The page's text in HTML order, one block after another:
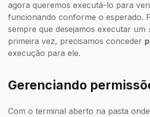
agora queremos executá-lo para
funcionando conforme o esperado.
sempre que desejamos executar um
primeira vez, precisamos conceder
execução para ele.
Gerenciando
Com o terminal aberto na pasta